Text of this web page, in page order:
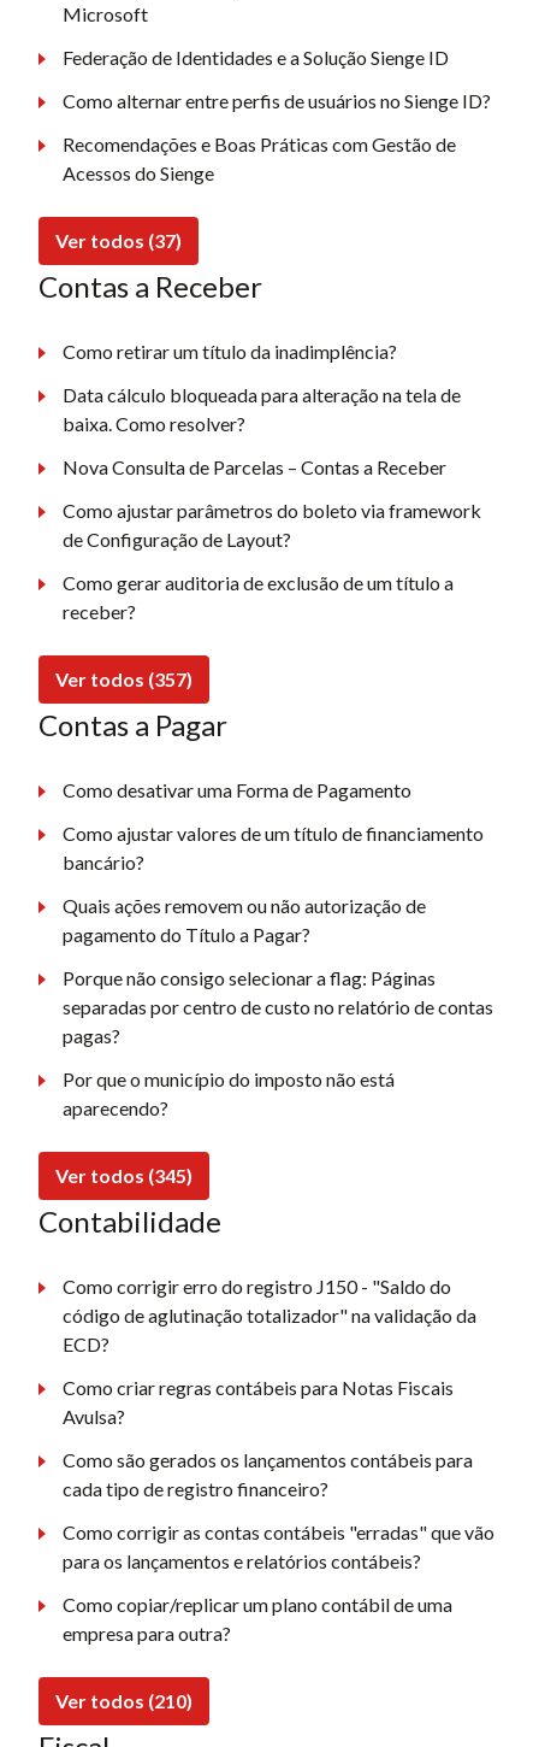
Microsoft
Federação de Identidades e a Solução Sienge ID
Como alternar entre perfis de usuários no Sienge ID?
Recomendações e Boas Práticas com Gestão de
Acessos do Sienge
Ver todos (37)
Contas a Receber
Como retirar um título da inadimplência?
Data cálculo bloqueada para alteração na tela de
baixa. Como resolver?
Nova Consulta de Parcelas – Contas a Receber
Como ajustar parâmetros do boleto via framework
de Configuração de Layout?
Como gerar auditoria de exclusão de um título a
receber?
Ver todos (357)
Contas a Pagar
Como desativar uma Forma de Pagamento
Como ajustar valores de um título de financiamento
bancário?
Quais ações removem ou não autorização de
pagamento do Título a Pagar?
Porque não consigo selecionar a flag: Páginas
separadas por centro de custo no relatório de contas
pagas?
Por que o município do imposto não está
aparecendo?
Ver todos (345)
Contabilidade
Como corrigir erro do registro J150 - "Saldo do
código de aglutinação totalizador" na validação da
ECD?
Como criar regras contábeis para Notas Fiscais
Avulsa?
Como são gerados os lançamentos contábeis para
cada tipo de registro financeiro?
Como corrigir as contas contábeis "erradas" que vão
para os lançamentos e relatórios contábeis?
Como copiar/replicar um plano contábil de uma
empresa para outra?
Ver todos (210)